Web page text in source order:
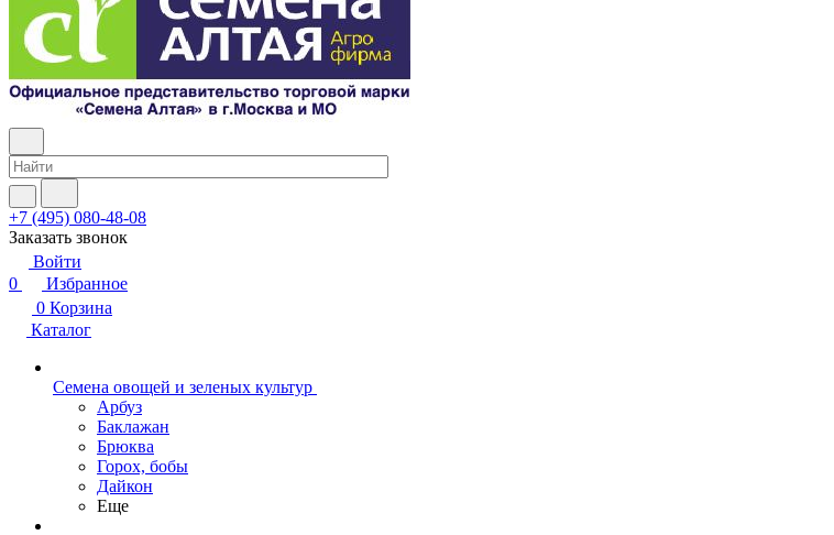
+7 (495) 080-48-08
Заказать звонок
Войти
0
Избранное
0 Корзина
Каталог
Семена овощей и зеленых культур
Арбуз
Баклажан
Брюква
Горох, бобы
Дайкон
Еще